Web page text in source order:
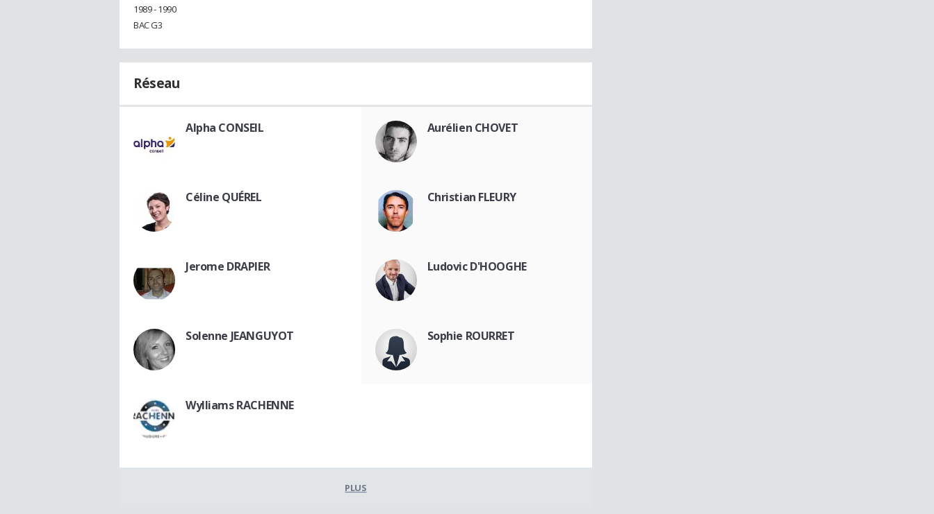
1989 - 1990
BAC G3
Réseau
Alpha CONSEIL Aurélien CHOVET
Céline QUÉREL Christian FLEURY
Jerome DRAPIER Ludovic D'HOOGHE
Solenne JEANGUYOT Sophie ROURRET
Wylliams RACHENNE
PLUS